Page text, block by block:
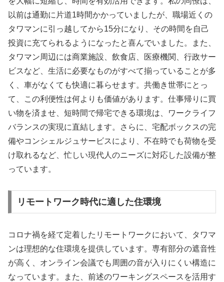
以前は通勤に片道1時間かかっていましたが、職場近くの
タワマンに引っ越してから15分になり、その時間を自己
投資に充てられるようになったと喜んでいました。また、
タワマン周辺には商業施設、飲食店、医療機関、行政サー
ビスなど、生活に必要なものがすべて揃っていることが多
く、車がなくても快適に暮らせます。共働き世帯にとっ
て、この利便性は何よりも価値があります。仕事帰りに買
い物を済ませ、短時間で帰宅できる環境は、ワークライフ
バランスの実現に直結します。さらに、宅配ボックスの完
備やコンシェルジュサービスにより、不在時でも荷物を受
け取れるなど、忙しい現代人のニーズに対応した設備が整
っています。
リモートワーク時代に適した住環境
コロナ禍を経て定着したリモートワークにおいて、タワマ
ンは理想的な住環境を提供しています。専有部分の遮音性
が高く、オンライン会議でも周囲の音が入りにくい構造に
なっています。また、前述のワーキングスペースを活用す